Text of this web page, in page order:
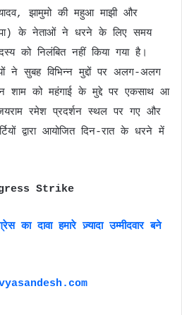
यादव, झामुमो की महुआ माझी और
के नेताओं ने धरने के लिए समय
को निलंबित नहीं किया गया है।
ने सुबह विभिन्न मुद्दों पर अलग-अलग
शाम को महंगाई के मुद्दे पर एकसाथ आ
रमेश प्रदर्शन स्थल पर गए और
द्वारा आयोजित दिन-रात के धरने में
Strike
का दावा हमारे ज़्यादा उम्मीदवार बने